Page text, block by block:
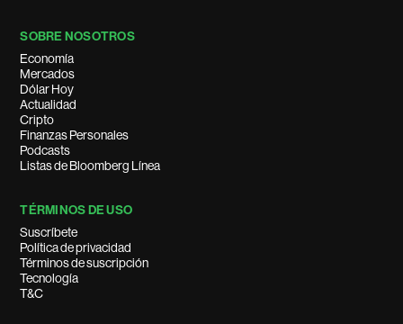
SOBRE NOSOTROS
Economía
Mercados
Dólar Hoy
Actualidad
Cripto
Finanzas Personales
Podcasts
Listas de Bloomberg Línea
TÉRMINOS DE USO
Suscríbete
Política de privacidad
Términos de suscripción
Tecnología
T&C